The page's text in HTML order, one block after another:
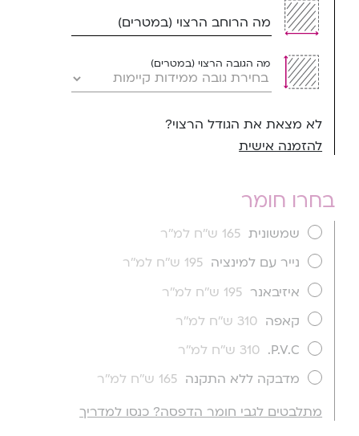
מה הרוחב הרצוי (במטרים)
מה הגובה הרצוי (במטרים)
לא מצאת את הגודל הרצוי?
להזמנה אישית
בחרו חומר
שמשונית 165 ש''ח למ''ר
נייר עם למינציה 195 ש''ח למ''ר
איזיבאנר 195 ש''ח למ''ר
קאפה 310 ש''ח למ''ר
P.V.C.
310 ש''ח למ''ר
מדבקה ללא התקנה 165 ש''ח למ''ר
מתלבטים לגבי חומר הדפסה? כנסו למדריך